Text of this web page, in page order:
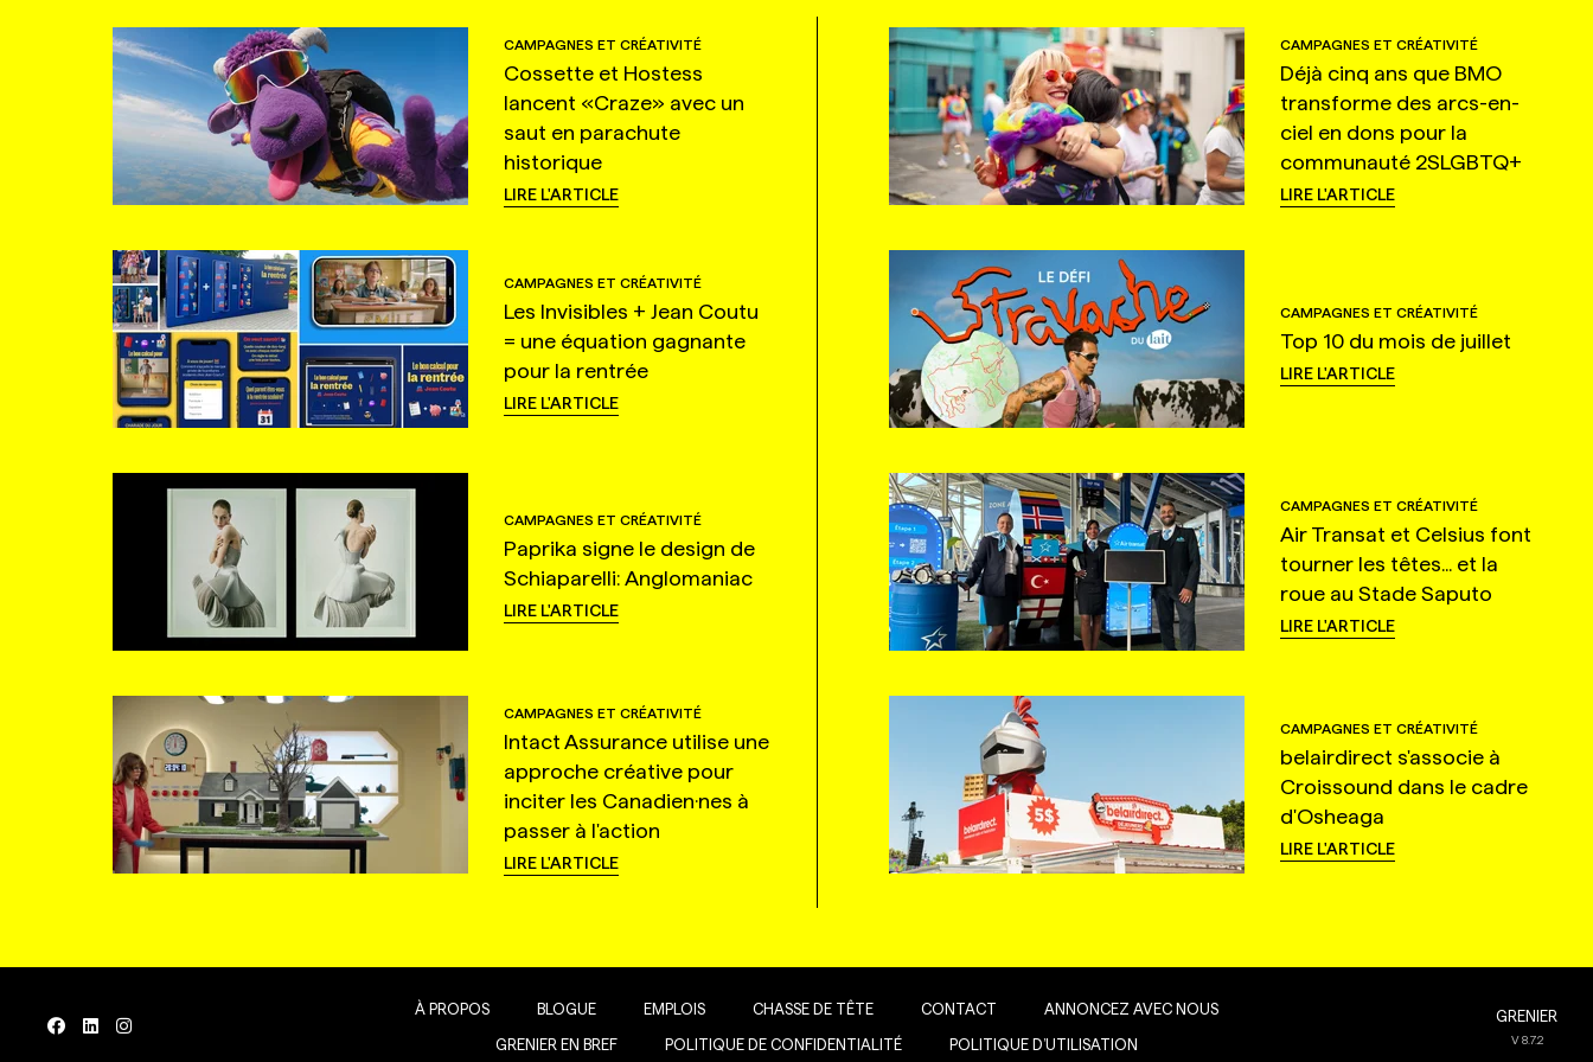
CAMPAGNES ET CRÉATIVITÉ
Cossette et Hostess
lancent «Craze» avec un
saut en parachute
historique
LIRE L'ARTICLE
CAMPAGNES ET CRÉATIVITÉ
Déjà cinq ans que BMO
transforme des arcs-en-
ciel en dons pour la
communauté 2SLGBTQ+
LIRE L'ARTICLE
CAMPAGNES ET CRÉATIVITÉ
Les Invisibles + Jean Coutu
= une équation gagnante
pour la rentrée
LIRE L'ARTICLE
CAMPAGNES ET CRÉATIVITÉ
Top 10 du mois de juillet
LIRE L'ARTICLE
CAMPAGNES ET CRÉATIVITÉ
Paprika signe le design de
Schiaparelli: Anglomaniac
LIRE L'ARTICLE
CAMPAGNES ET CRÉATIVITÉ
Air Transat et Celsius font
tourner les têtes... et la
roue au Stade Saputo
LIRE L'ARTICLE
CAMPAGNES ET CRÉATIVITÉ
Intact Assurance utilise une
approche créative pour
inciter les Canadien·nes à
passer à l'action
LIRE L'ARTICLE
CAMPAGNES ET CRÉATIVITÉ
belairdirect s'associe à
Croissound dans le cadre
d'Osheaga
LIRE L'ARTICLE
À PROPOS BLOGUE EMPLOIS CHASSE DE TÊTE CONTACT ANNONCEZ AVEC NOUS
GRENIER EN BREF POLITIQUE DE CONFIDENTIALITÉ POLITIQUE D’UTILISATION
GRENIER
V8.7.2